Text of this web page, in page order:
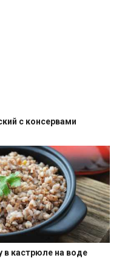
с консервами
в кастрюле на воде